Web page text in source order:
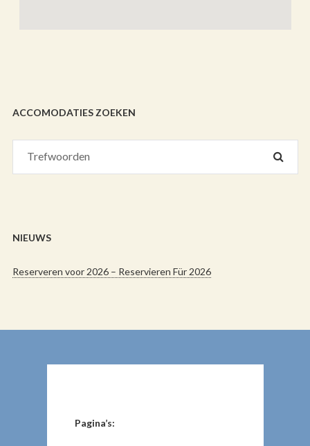
ACCOMODATIES ZOEKEN
NIEUWS
Reserveren voor 2026 – Reservieren Für 2026
Pagina’s: